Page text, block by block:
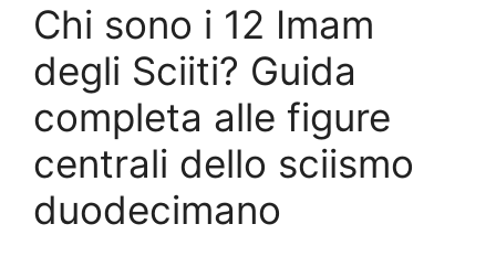
Chi sono i 12 Imam
degli Sciiti? Guida
completa alle figure
centrali dello sciismo
duodecimano